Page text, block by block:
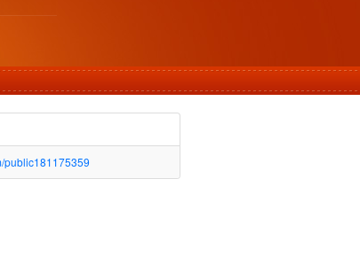
public181175359